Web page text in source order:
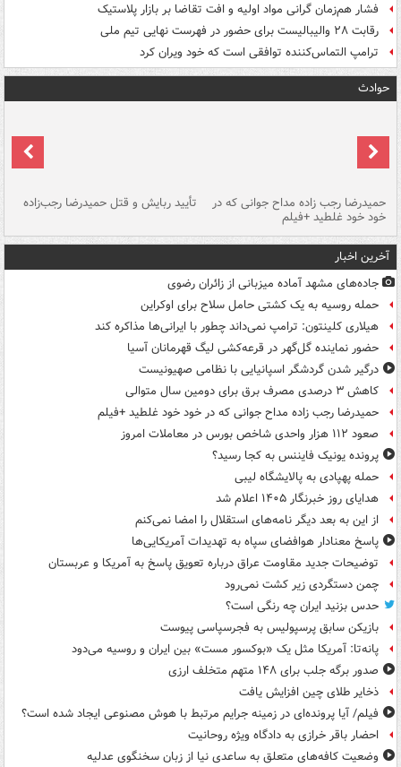
فشار هم‌زمان گرانی مواد اولیه و افت تقاضا بر بازار پلاستیک
رقابت ۲۸ والیبالیست برای حضور در فهرست نهایی تیم ملی
ترامپ التماس‌کننده توافقی است که خود ویران کرد
حوادث
حمیدرضا رجب زاده مداح جوانی که در
خود خود غلطید +فیلم
تأیید ربایش و قتل حمیدرضا رجب‌زاده
آخرین اخبار
جاده‌های مشهد آماده میزبانی از زائران رضوی
حمله روسیه به یک کشتی حامل سلاح برای اوکراین
هیلاری کلینتون: ترامپ نمی‌داند چطور با ایرانی‌ها مذاکره کند
حضور نماینده گل‌گهر در قرعه‌کشی لیگ قهرمانان آسیا
درگیر شدن گردشگر اسپانیایی با نظامی صهیونیست
کاهش ۳ درصدی مصرف برق برای دومین سال متوالی
حمیدرضا رجب زاده مداح جوانی که در خود خود غلطید +فیلم
صعود ۱۱۲ هزار واحدی شاخص بورس در معاملات امروز
پرونده یونیک فایننس به کجا رسید؟
حمله پهپادی به پالایشگاه لیبی
هدایای روز خبرنگار ۱۴۰۵ اعلام شد
از این به بعد دیگر نامه‌های استقلال را امضا نمی‌کنم
پاسخ معنادار هوافضای سپاه به تهدیدات آمریکایی‌ها
توضیحات جدید مقاومت عراق درباره تعویق پاسخ به آمریکا و عربستان
چمن دستگردی زیر کشت نمی‌رود
حدس بزنید ایران چه رنگی است؟
بازیکن سابق پرسپولیس به فجرسپاسی پیوست
پانه‌تا: آمریکا مثل یک «بوکسور مست» بین ایران و روسیه می‌دود
صدور برگه جلب برای ۱۴۸ متهم متخلف ارزی
ذخایر طلای چین افزایش یافت
فیلم/ آیا پرونده‌ای در زمینه جرایم مرتبط با هوش مصنوعی ایجاد شده است؟
احضار باقر خرازی به دادگاه ویژه روحانیت
وضعیت کافه‌های متعلق به ساعدی نیا از زبان سخنگوی عدلیه